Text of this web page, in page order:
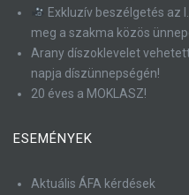
Exkluzív beszélgetés az
meg a szakma közös
Arany díszoklevelet
napja díszünnepségén!
20 éves a MOKLASZ!
ESEMÉNYEK
Aktuális ÁFA kérdések